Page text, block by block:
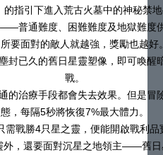
的指引下進入荒古火墓中的神秘禁
普通難度、困難難度及地獄難度
要面對的敵人就越強，獎勵也越好
封已久的舊日星靈塑像，即可喚醒
戰。
的治療手段都會失去效果。但是冒
態，每隔5秒將恢復7%最大體力。
需戰勝4只星之靈，便能開啟戰利
外，還要面對沉星之地領主——舊